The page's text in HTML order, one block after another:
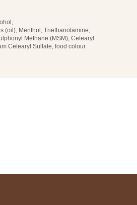
(oil), Menthol, Triethanolamine,
Methane (MSM), Cetearyl
Cetearyl Sulfate, food colour.